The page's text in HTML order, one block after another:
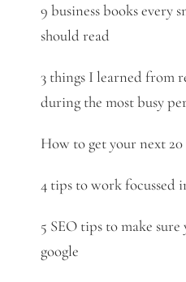
9 business books every
should read
3 things I learned from
during the most busy
How to get your next
4 tips to work focussed
5 SEO tips to make
google